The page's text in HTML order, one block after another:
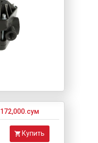
172,000.сум
Купить